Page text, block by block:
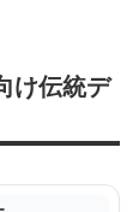
け伝統デ